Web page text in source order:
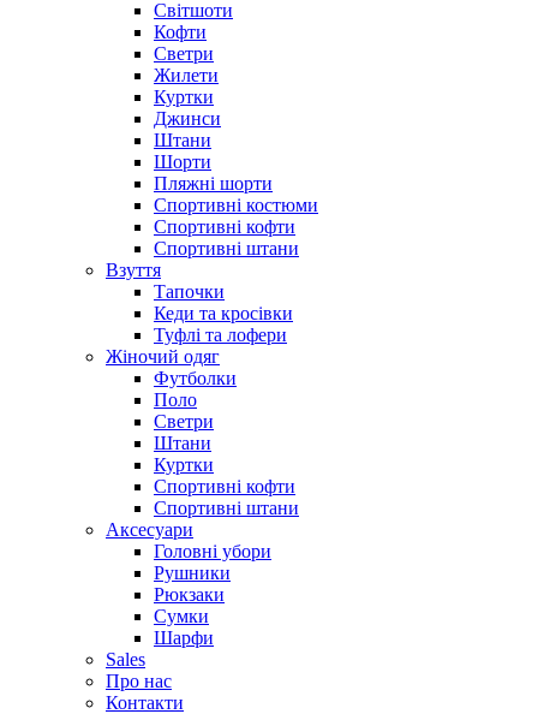
Світшоти
Кофти
Светри
Жилети
Куртки
Джинси
Штани
Шорти
Пляжні шорти
Спортивні костюми
Спортивні кофти
Спортивні штани
Взуття
Тапочки
Кеди та кросівки
Туфлі та лофери
Жіночий одяг
Футболки
Поло
Светри
Штани
Куртки
Cпортивні кофти
Спортивні штани
Аксесуари
Головні убори
Рушники
Рюкзаки
Сумки
Шарфи
Sales
Про нас
Контакти